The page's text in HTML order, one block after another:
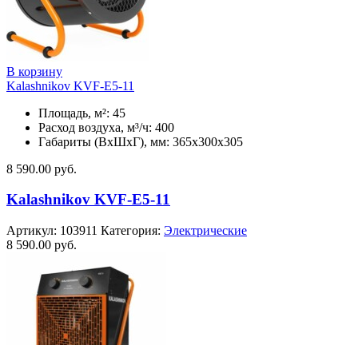
В корзину
Kalashnikov KVF-E5-11
Площадь, м²: 45
Расход воздуха, м³/ч: 400
Габариты (ВхШхГ), мм: 365x300x305
8 590.00 руб.
Kalashnikov KVF-E5-11
Артикул: 103911 Категория: Электрические
8 590.00 руб.